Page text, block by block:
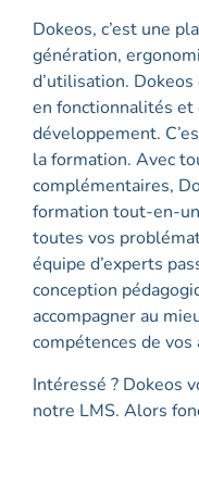
Dokeos, c’est une
génération,
d’utilisation.
en fonctionnalités
développement.
la formation. Avec
complémentaires,
formation tout-en-
toutes vos
équipe d’experts
conception
accompagner au
compétences de vos
Intéressé ? Dokeos
notre LMS. Alors